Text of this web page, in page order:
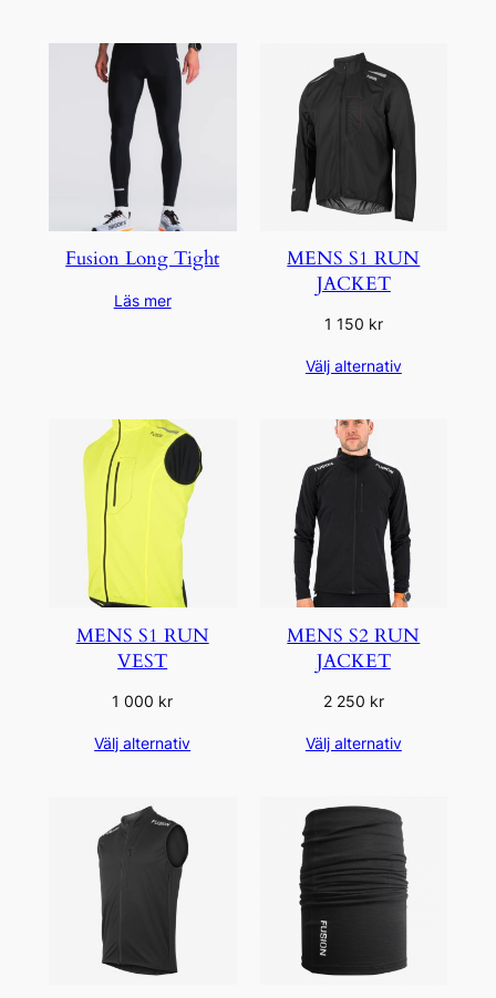
Fusion Long Tight
Läs mer
MENS S1 RUN
JACKET
1 150 kr
Välj alternativ
MENS S1 RUN
VEST
1 000 kr
Välj alternativ
MENS S2 RUN
JACKET
2 250 kr
Välj alternativ